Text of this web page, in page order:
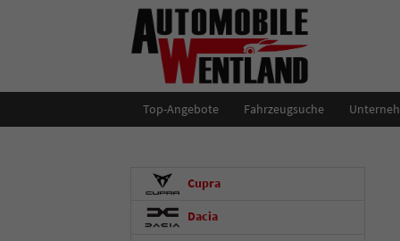
Top-Angebote Fahrzeugsuche
Cupra
Dacia